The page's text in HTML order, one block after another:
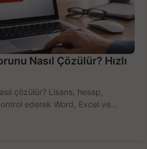
Nasıl Çözülür? Hızlı
çözülür? Lisans, hesap,
ederek Word, Excel ve